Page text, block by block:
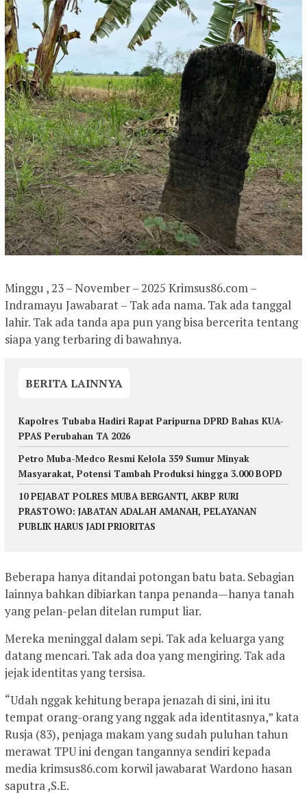
Minggu , 23 – November – 2025 Krimsus86.com –
Indramayu Jawabarat – Tak ada nama. Tak ada tanggal
lahir. Tak ada tanda apa pun yang bisa bercerita tentang
siapa yang terbaring di bawahnya.
BERITA LAINNYA
Kapolres Tubaba Hadiri Rapat Paripurna DPRD Bahas KUA-
PPAS Perubahan TA 2026
Petro Muba-Medco Resmi Kelola 359 Sumur Minyak
Masyarakat, Potensi Tambah Produksi hingga 3.000 BOPD
10 PEJABAT POLRES MUBA BERGANTI, AKBP RURI
PRASTOWO: JABATAN ADALAH AMANAH, PELAYANAN
PUBLIK HARUS JADI PRIORITAS
Beberapa hanya ditandai potongan batu bata. Sebagian
lainnya bahkan dibiarkan tanpa penanda—hanya tanah
yang pelan-pelan ditelan rumput liar.
Mereka meninggal dalam sepi. Tak ada keluarga yang
datang mencari. Tak ada doa yang mengiring. Tak ada
jejak identitas yang tersisa.
“Udah nggak kehitung berapa jenazah di sini, ini itu
tempat orang-orang yang nggak ada identitasnya,” kata
Rusja (83), penjaga makam yang sudah puluhan tahun
merawat TPU ini dengan tangannya sendiri kepada
media krimsus86.com korwil jawabarat Wardono hasan
saputra ,S.E.